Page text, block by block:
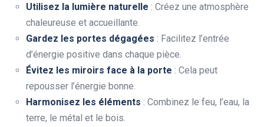
Utilisez la lumière naturelle : Créez une atmosphère
chaleureuse et accueillante.
Gardez les portes dégagées : Facilitez l’entrée
d’énergie positive dans chaque pièce.
Évitez les miroirs face à la porte : Cela peut
repousser l’énergie bonne.
Harmonisez les éléments : Combinez le feu, l’eau, la
terre, le métal et le bois.